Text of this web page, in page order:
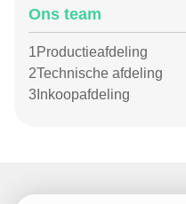
Ons team
1Productieafdeling
2Technische afdeling
3Inkoopafdeling